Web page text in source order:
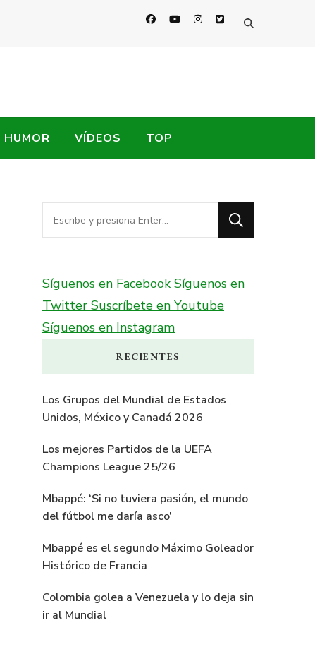
HUMOR VÍDEOS TOP
¿Buscas
algo?
Síguenos en FacebookSíguenos en
Twitter Suscríbete en Youtube
Síguenos en Instagram
RECIENTES
Los Grupos del Mundial de Estados
Unidos, México y Canadá 2026
Los mejores Partidos de la UEFA
Champions League 25/26
Mbappé: ‘Si no tuviera pasión, el mundo
del fútbol me daría asco’
Mbappé es el segundo Máximo Goleador
Histórico de Francia
Colombia golea a Venezuela y lo deja sin
ir al Mundial